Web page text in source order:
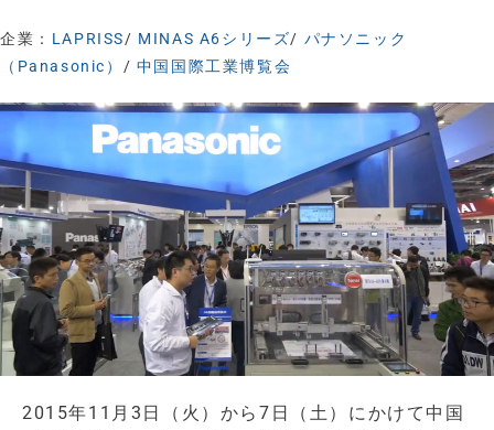
企業： LAPRISS/ MINAS A6シリーズ/ パナソニック
（Panasonic） / 中国国際工業博覧会
2015年11月3日（火）から7日（土）にかけて中国